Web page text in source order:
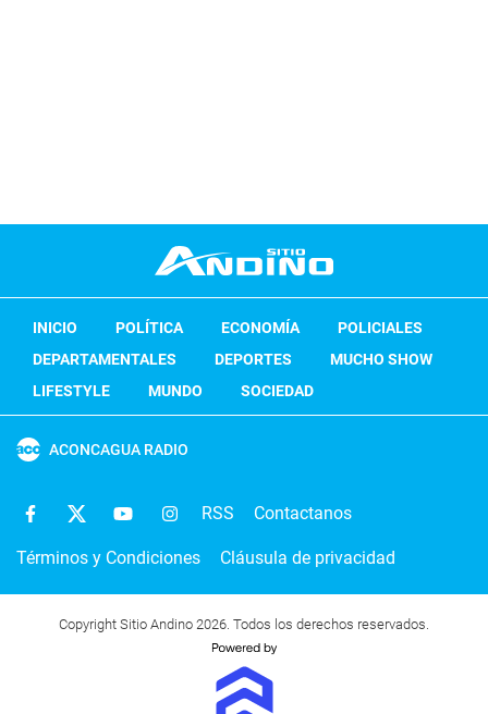
INICIO POLÍTICA ECONOMÍA
POLICIALES
DEPARTAMENTALES
DEPORTES
MUCHO SHOW
LIFESTYLE
MUNDO SOCIEDAD
ACONCAGUA RADIO
RSS Contactanos
Términos y Condiciones Cláusula de privacidad
Copyright Sitio Andino 2026. Todos los derechos reservados.